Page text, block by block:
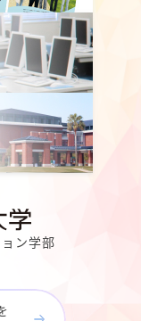
ン学部